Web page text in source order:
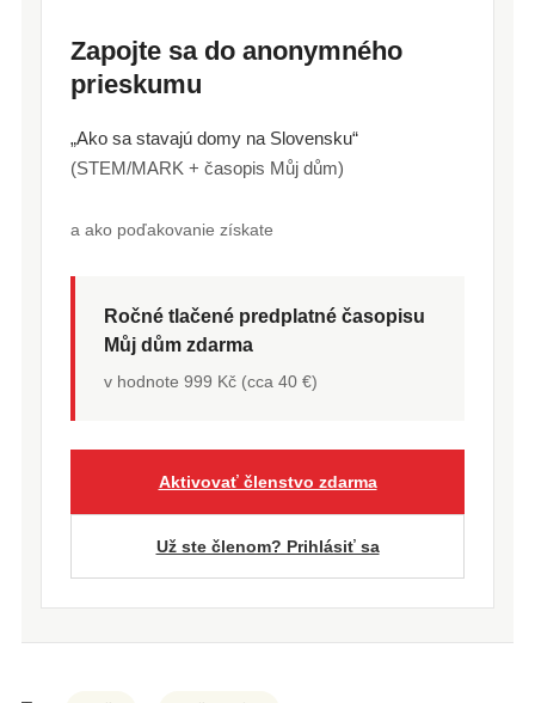
Zapojte sa do anonymného
prieskumu
„Ako sa stavajú domy na Slovensku“
(STEM/MARK + časopis Můj dům)
a ako poďakovanie získate
Ročné tlačené predplatné časopisu
Můj dům zdarma
v hodnote 999 Kč (cca 40 €)
Aktivovať členstvo zdarma
Už ste členom? Prihlásiť sa